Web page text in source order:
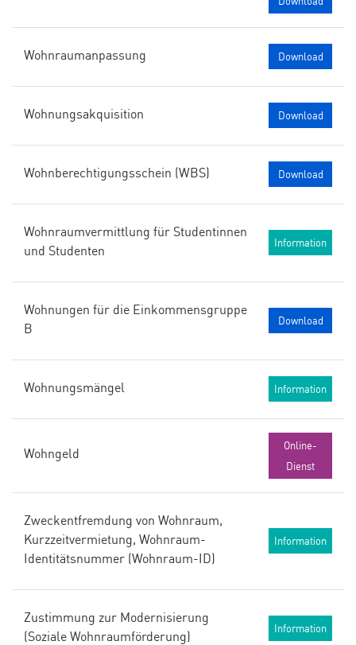
Wohnraumanpassung Download
Wohnungsakquisition Download
Wohnberechtigungsschein (WBS) Download
Wohnraumvermittlung für Studentinnen
und Studenten
Information
Wohnungen für die Einkommensgruppe
B
Download
Wohnungsmängel Information
Wohngeld
Online-
Dienst
Zweckentfremdung von Wohnraum,
Kurzzeitvermietung, Wohnraum-
Identitätsnummer (Wohnraum-ID)
Information
Zustimmung zur Modernisierung
(Soziale Wohnraumförderung)
Information